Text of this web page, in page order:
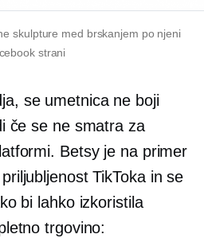
skulpture med brskanjem po njeni
strani
se umetnica ne boji
če se ne smatra za
Betsy je na primer
TikToka in se
bi lahko izkoristila
trgovino: